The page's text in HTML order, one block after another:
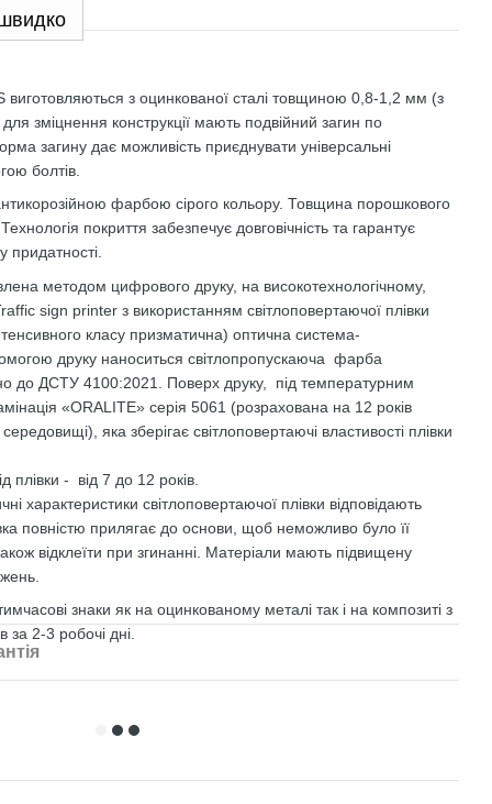
виготовляються з оцинкованої сталі товщиною 0,8-1,2 мм (з
зміцнення конструкції мають подвійний загин по
загину дає можливість приєднувати універсальні
болтів.
фарбою сірого кольору. Товщина порошкового
покриття забезпечує довговічність та гарантує
придатності.
методом цифрового друку, на високотехнологічному,
sign printer з використанням світлоповертаючої плівки
класу призматична) оптична система-
друку наноситься світлопропускаюча фарба
до ДСТУ 4100:2021. Поверх друку, під температурним
«ORALITE» серія 5061 (розрахована на 12 років
яка зберігає світлоповертаючі властивості плівки
плівки - від 7 до 12 років.
характеристики світлоповертаючої плівки відповідають
повністю прилягає до основи, щоб неможливо було її
відклеїти при згинанні. Матеріали мають підвищену
знаки як на оцинкованому металі так і на композиті з
за 2-3 робочі дні.